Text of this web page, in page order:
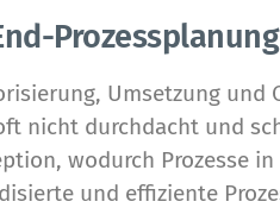
Prozessplanung
Umsetzung und
nicht durchdacht und
wodurch Prozesse
und effiziente